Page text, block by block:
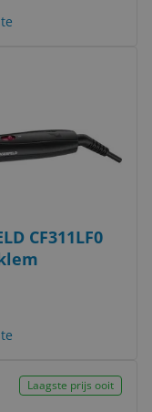
CF311LF0
Laagste prijs ooit